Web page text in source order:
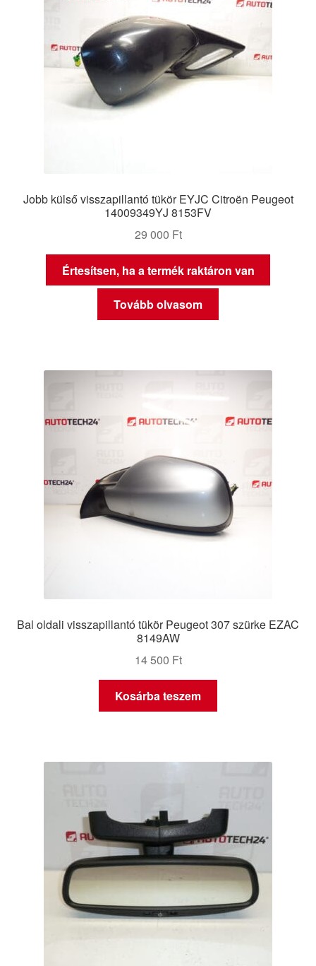
Jobb külső visszapillantó tükör EYJC Citroën Peugeot
14009349YJ 8153FV
29 000 Ft
Értesítsen, ha a termék raktáron van
Tovább olvasom
Bal oldali visszapillantó tükör Peugeot 307 szürke EZAC
8149AW
14 500 Ft
Kosárba teszem